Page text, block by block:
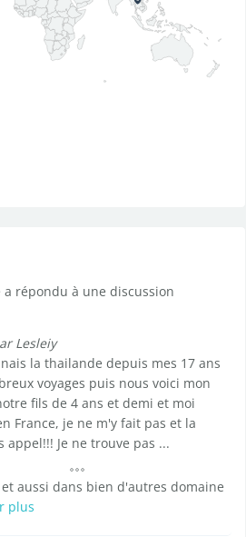
répondu à une discussion
Lesleiy
la thailande depuis mes 17 ans
voyages puis nous voici mon
fils de 4 ans et demi et moi
France, je ne m'y fait pas et la
appel!!! Je ne trouve pas ...
aussi dans bien d'autres domaine
plus